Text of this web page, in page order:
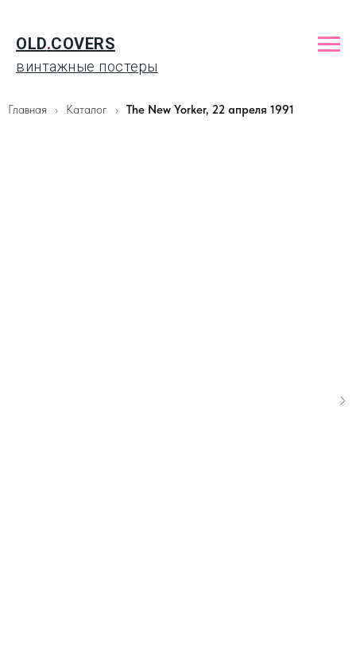
OLD.COVERS
винтажные постеры
Главная Каталог The New Yorker, 22 апреля 1991